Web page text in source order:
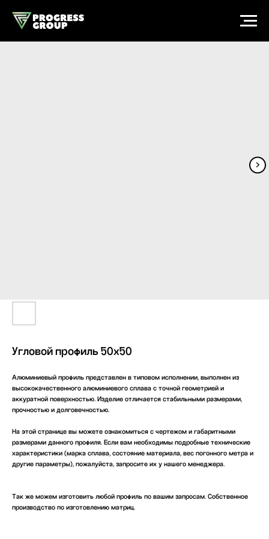
Угловой профиль 50х50
Алюминиевый профиль представлен в типовом исполнении, выполнен из
высококачественного алюминиевого сплава с точной геометрией и
аккуратной поверхностью. Изделие отличается стабильными размерами,
прочностью и долговечностью.
На этой странице вы можете ознакомиться с чертежом и габаритными
размерами данного профиля. Если вам необходимы подробные технические
характеристики (марка сплава, состояние материала, вес погонного метра и
другие параметры), пожалуйста, запросите их у нашего менеджера.
Так же можем изготовить любой профиль по вашим запросам. Собственное
производство по изготовлению матриц.